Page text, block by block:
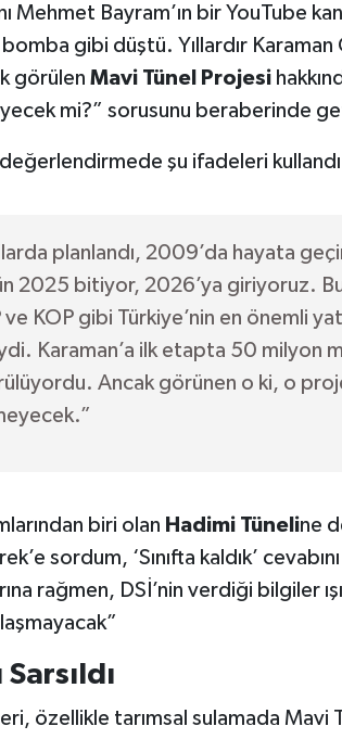
Mehmet Bayram’ın bir YouTube
gibi düştü. Yıllardır Karaman
görülen Mavi Tünel Projesi
mi?” sorusunu beraberinde
şu ifadeleri
planlandı, 2009’da hayata
2025 bitiyor, 2026’ya giriyoruz.
ve KOP gibi Türkiye’nin en önemli
Karaman’a ilk etapta 50 milyon
Ancak görünen o ki, o
biri olan Hadimi Tüneline
sordum, ‘Sınıfta kaldık’ cevabını
rağmen, DSİ’nin verdiği bilgiler
özellikle tarımsal sulamada Mavi